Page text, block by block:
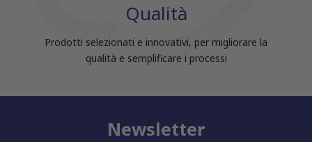
Qualità
Prodotti selezionati e innovativi, per migliorare la
qualità e semplificare i processi
Newsletter